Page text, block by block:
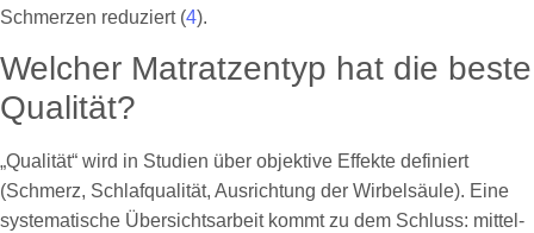
Schmerzen reduziert (4).
Welcher Matratzen­typ hat die beste
Qualität?
„Qualität“ wird in Studien über objektive Effekte definiert
(Schmerz, Schlafqualität, Ausrichtung der Wirbelsäule). Eine
systematische Übersichtsarbeit kommt zu dem Schluss: mittel-